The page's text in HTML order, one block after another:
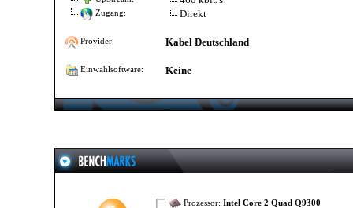
Zugang: Direkt
Provider: Kabel Deutschland
Einwahlsoftware: Keine
Prozessor: Intel Core 2 Quad Q9300